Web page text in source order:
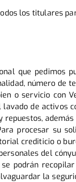
los titulares
que pedimos
número de
o servicio con
de activos
procesar su
crediticio o
del
podrán
la